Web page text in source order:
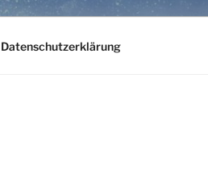
Datenschutzerklärung